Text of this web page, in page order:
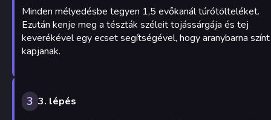
Minden mélyedésbe tegyen 1,5 evőkanál túrótölteléket.
Ezután kenje meg a tészták széleit tojássárgája és tej
keverékével egy ecset segítségével, hogy aranybarna színt
kapjanak.
3 3. lépés